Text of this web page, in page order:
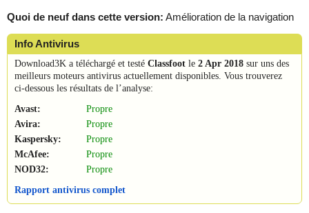
Quoi de neuf dans cette version: Amélioration de la navigation
Info Antivirus
Download3K a téléchargé et testé Classfoot le 2 Apr 2018 sur uns des
meilleurs moteurs antivirus actuellement disponibles. Vous trouverez
ci-dessous les résultats de l’analyse:
Avast:
Propre
Avira:
Propre
Kaspersky:
Propre
McAfee:
Propre
NOD32:
Propre
Rapport antivirus complet